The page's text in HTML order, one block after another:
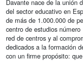
Davante nace de la unión
del sector educativo en
de más de 1.000.000 de
centro de estudios
red de centros y al
dedicados a la formación
con un firme propósito: